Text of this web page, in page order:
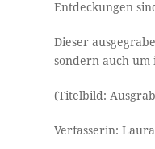
Entdeckungen
Dieser
sondern auch
(Titelbild:
Verfasserin: